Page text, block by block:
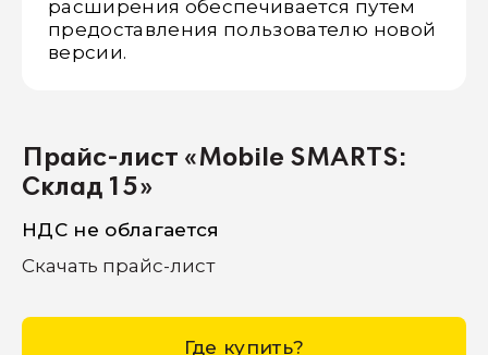
расширения обеспечивается путем
предоставления пользователю новой
версии.
Прайс-лист «Mobile SMARTS:
Склад 15»
НДС не облагается
Скачать прайс-лист
Где купить?